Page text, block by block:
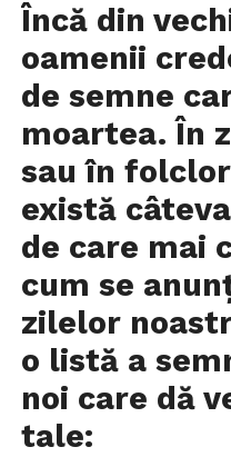
Încă din
oamenii
de semne
moartea. În
sau în
există
de care mai
cum se
zilelor
o listă a
noi care dă
tale: